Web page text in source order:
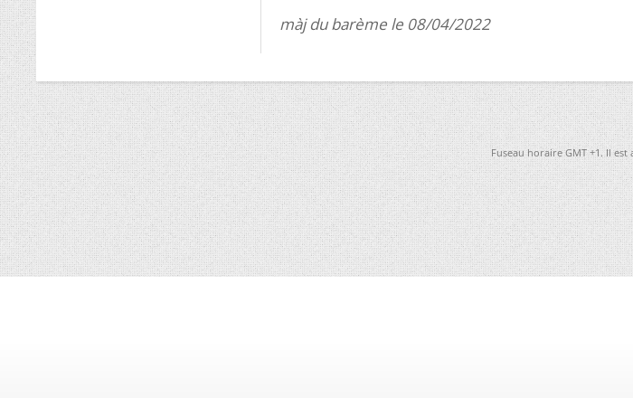
màj du barème le 08/04/2022
Fuseau horaire GMT +1. Il